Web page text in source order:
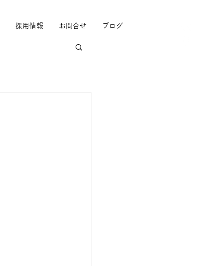
採用情報 お問合せ ブログ